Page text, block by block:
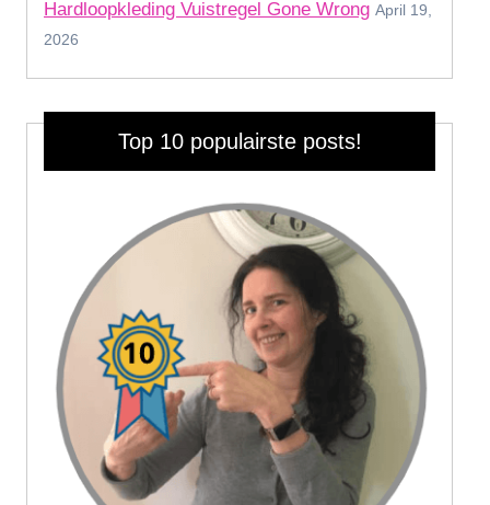
Hardloopkleding Vuistregel Gone Wrong April 19,
2026
Top 10 populairste posts!